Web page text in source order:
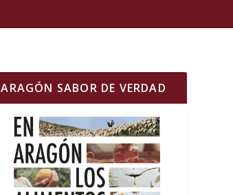
ARAGÓN SABOR DE VERDAD